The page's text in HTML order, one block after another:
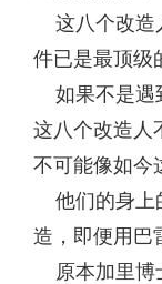
这八个改造
件已是最顶级
如果不是遇
这八个改造人
不可能像如今
他们的身上
造，即便用巴
原本加里博